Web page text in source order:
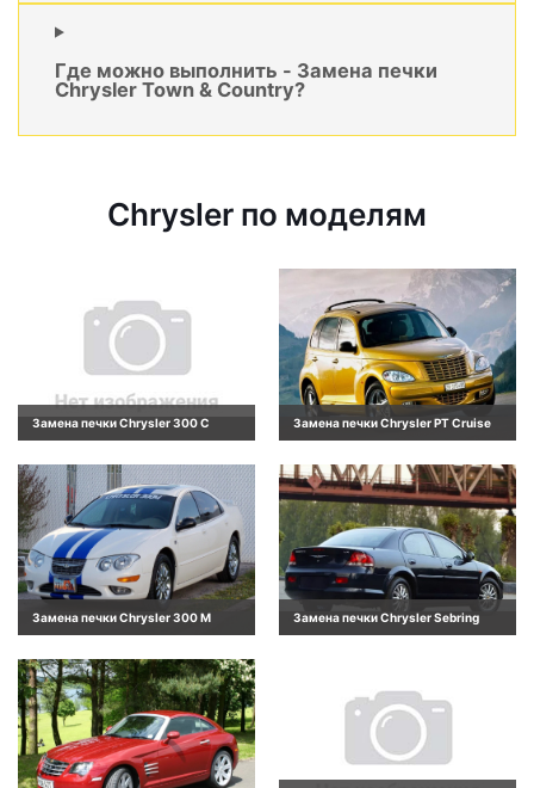
Где можно выполнить - Замена печки
Chrysler Town & Country?
Chrysler по моделям
Замена печки Chrysler 300 C Замена печки Chrysler PT Cruise
Замена печки Chrysler 300 M Замена печки Chrysler Sebring